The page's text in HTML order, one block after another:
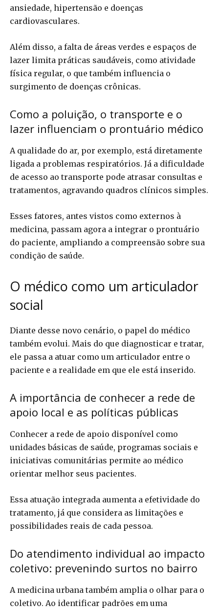
ansiedade, hipertensão e doenças
cardiovasculares.
Além disso, a falta de áreas verdes e espaços de
lazer limita práticas saudáveis, como atividade
física regular, o que também influencia o
surgimento de doenças crônicas.
Como a poluição, o transporte e o
lazer influenciam o prontuário médico
A qualidade do ar, por exemplo, está diretamente
ligada a problemas respiratórios. Já a dificuldade
de acesso ao transporte pode atrasar consultas e
tratamentos, agravando quadros clínicos simples.
Esses fatores, antes vistos como externos à
medicina, passam agora a integrar o prontuário
do paciente, ampliando a compreensão sobre sua
condição de saúde.
O médico como um articulador
social
Diante desse novo cenário, o papel do médico
também evolui. Mais do que diagnosticar e tratar,
ele passa a atuar como um articulador entre o
paciente e a realidade em que ele está inserido.
A importância de conhecer a rede de
apoio local e as políticas públicas
Conhecer a rede de apoio disponível como
unidades básicas de saúde, programas sociais e
iniciativas comunitárias permite ao médico
orientar melhor seus pacientes.
Essa atuação integrada aumenta a efetividade do
tratamento, já que considera as limitações e
possibilidades reais de cada pessoa.
Do atendimento individual ao impacto
coletivo: prevenindo surtos no bairro
A medicina urbana também amplia o olhar para o
coletivo. Ao identificar padrões em uma